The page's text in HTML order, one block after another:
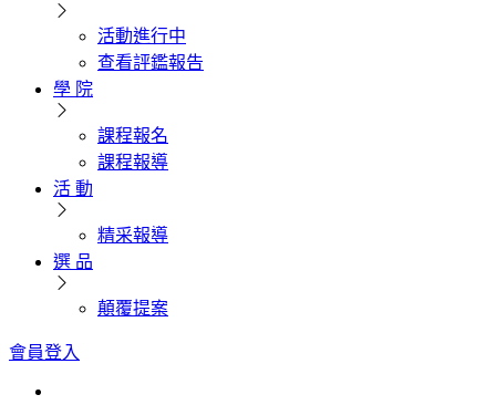
活動進行中
查看評鑑報告
學 院
課程報名
課程報導
活 動
精采報導
選 品
顛覆提案
會員登入